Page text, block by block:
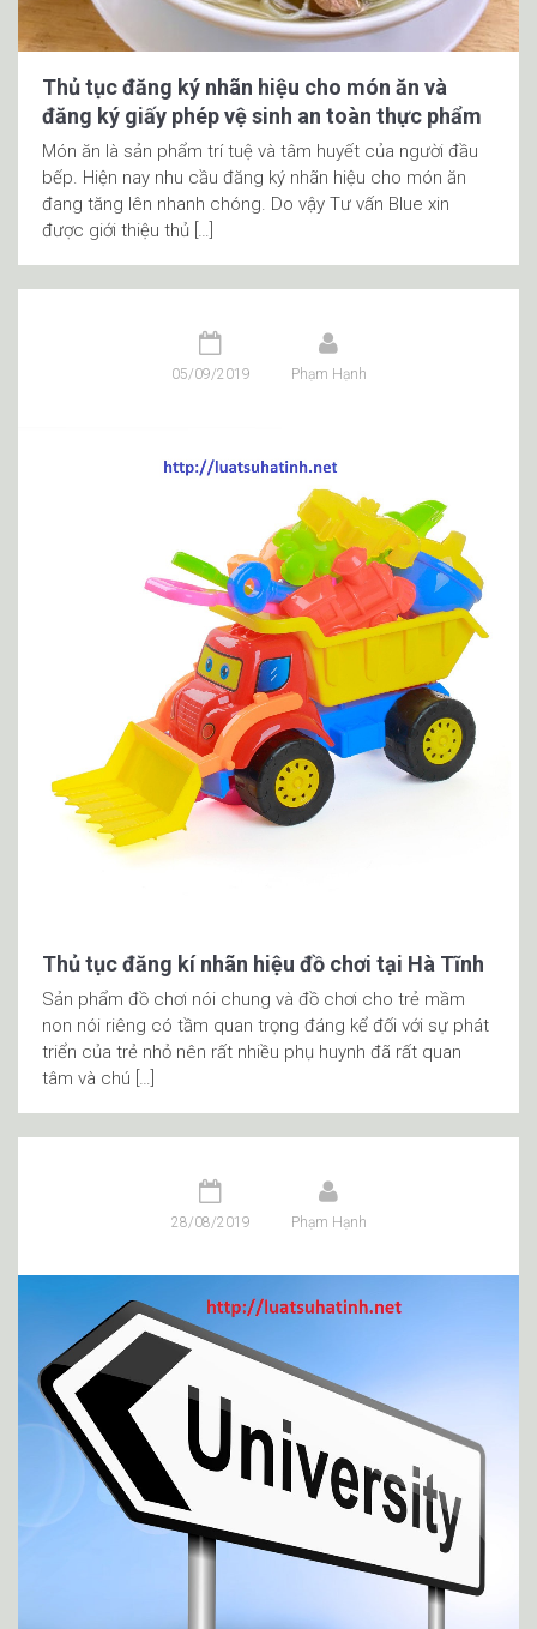
Thủ tục đăng ký nhãn hiệu cho món ăn và
đăng ký giấy phép vệ sinh an toàn thực phẩm
Món ăn là sản phẩm trí tuệ và tâm huyết của người đầu
bếp. Hiện nay nhu cầu đăng ký nhãn hiệu cho món ăn
đang tăng lên nhanh chóng. Do vậy Tư vấn Blue xin
được giới thiệu thủ […]
05/09/2019 Phạm Hạnh
Thủ tục đăng kí nhãn hiệu đồ chơi tại Hà Tĩnh
Sản phẩm đồ chơi nói chung và đồ chơi cho trẻ mầm
non nói riêng có tầm quan trọng đáng kể đối với sự phát
triển của trẻ nhỏ nên rất nhiều phụ huynh đã rất quan
tâm và chú […]
28/08/2019 Phạm Hạnh